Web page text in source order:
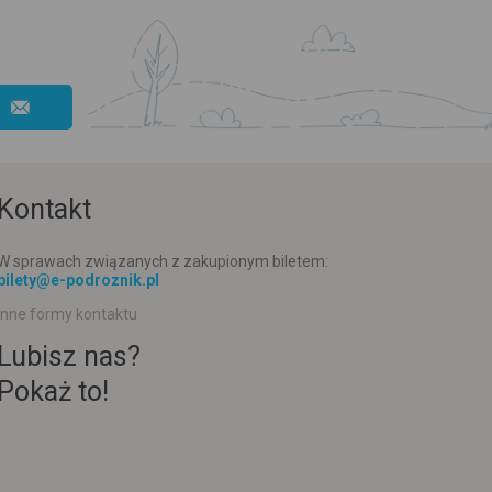
Kontakt
sprawach związanych z zakupionym biletem:
bilety@e-podroznik.pl
Inne formy kontaktu
Lubisz nas?
Pokaż to!